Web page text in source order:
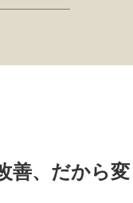
善、だから変